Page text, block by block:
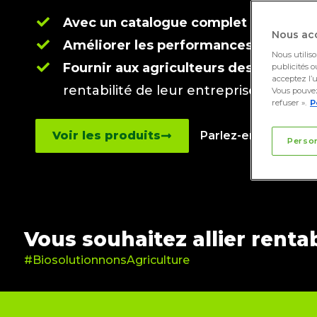
Avec un catalogue complet de
Améliorer les performances
Fournir aux agriculteurs des outils
rentabilité de leur entreprise tout en
Voir les produits Parlez-en à votre
Vous souhaitez allier
#BiosolutionnonsAgriculture
Nous
Nous
publicités
acceptez
Vous
refuser ».